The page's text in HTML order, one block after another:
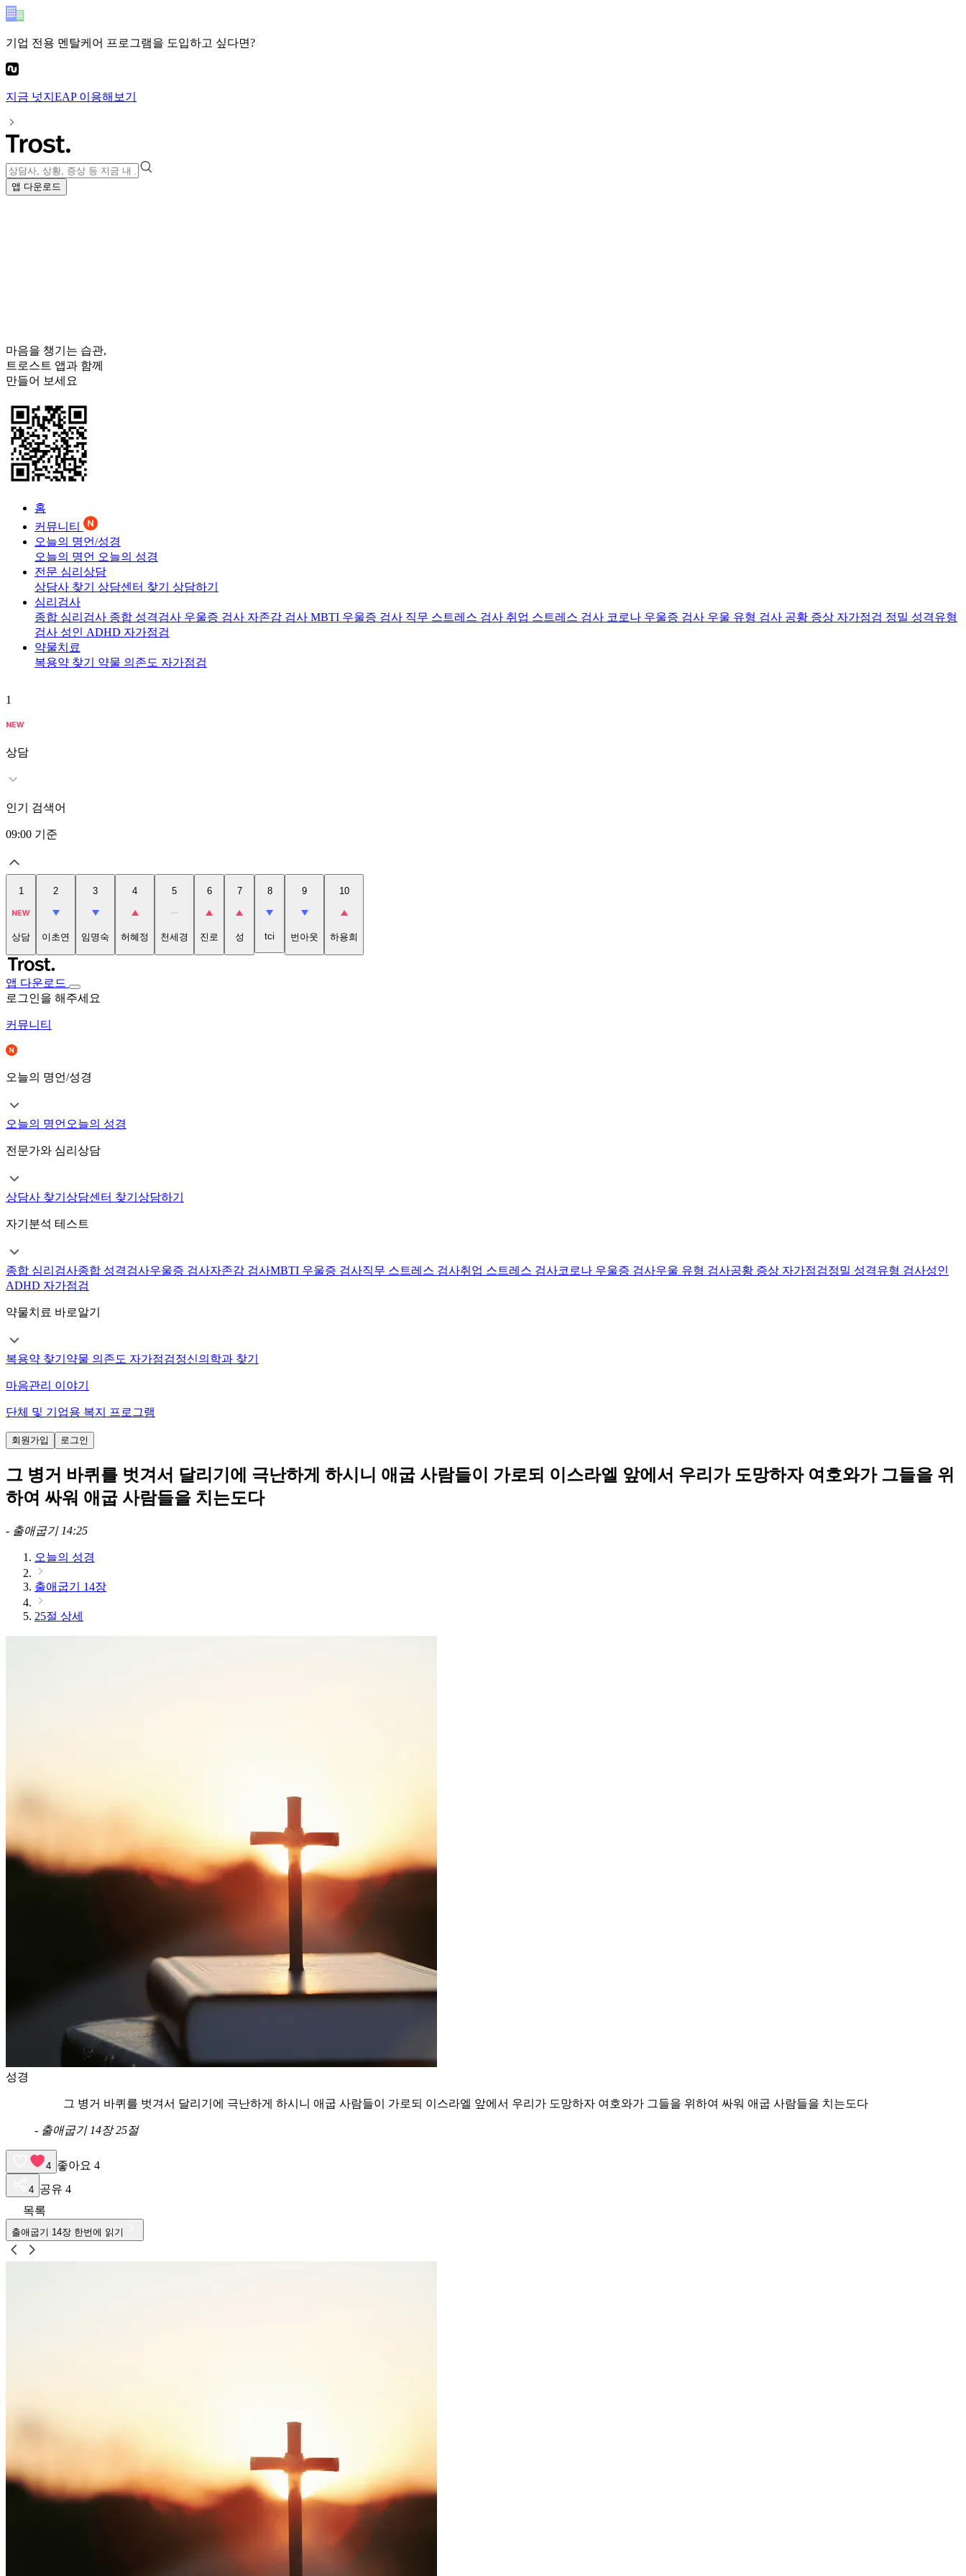
기업 전용 멘탈케어 프로그램을 도입하고 싶다면?
지금 넛지EAP이용해보기
앱 다운로드
마음을 챙기는 습관,
트로스트 앱과 함께
만들어 보세요
홈
커뮤니티
오늘의 명언/성경
오늘의 명언 오늘의 성경
전문 심리상담
상담사 찾기 상담센터 찾기 상담하기
심리검사
종합 심리검사 종합 성격검사 우울증 검사 자존감 검사 MBTI 우울증 검사 직무 스트레스 검사 취업 스트레스 검사 코로나 우울증 검사 우울 유형 검사 공황 증상 자가점검 정밀 성격유형
검사 성인 ADHD 자가점검
약물치료
복용약 찾기 약물 의존도 자가점검
1
상담
인기 검색어
09:00 기준
1
상담
2
이초연
3
임명숙
4
허혜정
5
천세경
6
진로
7
성
8
tci
9
번아웃
10
하용희
앱 다운로드
로그인을 해주세요
커뮤니티
오늘의 명언/성경
오늘의 명언 오늘의 성경
전문가와 심리상담
상담사 찾기 상담센터 찾기 상담하기
자기분석 테스트
종합 심리검사종합 성격검사우울증 검사자존감 검사MBTI 우울증 검사직무 스트레스 검사취업 스트레스 검사코로나 우울증 검사우울 유형 검사공황 증상 자가점검정밀 성격유형 검사성인
ADHD 자가점검
약물치료 바로알기
복용약 찾기 약물 의존도 자가점검정신의학과 찾기
마음관리 이야기
단체 및 기업용 복지 프로그램
회원가입 로그인
그 병거 바퀴를 벗겨서 달리기에 극난하게 하시니 애굽 사람들이 가로되 이스라엘 앞에서 우리가 도망하자 여호와가 그들을 위
하여 싸워 애굽 사람들을 치는도다
- 출애굽기 14:25
오늘의 성경
출애굽기 14장
25절 상세
성경
그 병거 바퀴를 벗겨서 달리기에 극난하게 하시니 애굽 사람들이 가로되 이스라엘 앞에서 우리가 도망하자 여호와가 그들을 위하여 싸워 애굽 사람들을 치는도다
- 출애굽기 14장 25절
4 좋아요 4
4 공유 4
목록
출애굽기 14장 한번에 읽기